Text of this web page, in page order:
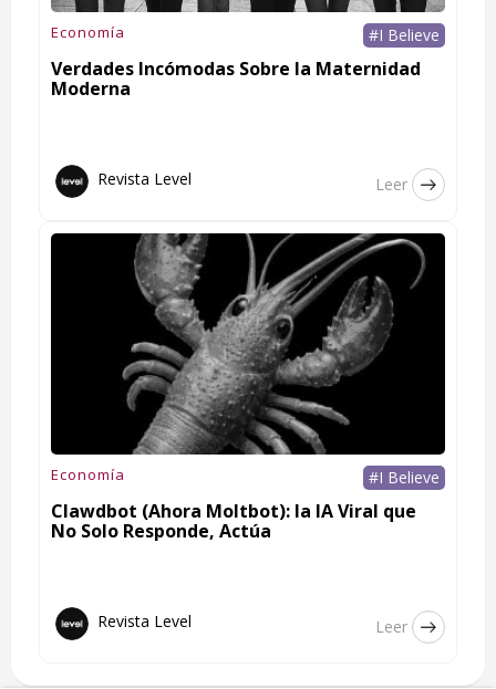
Economía #I Believe
Verdades Incómodas Sobre la Maternidad
Moderna
Revista Level Leer
Economía #I Believe
Clawdbot (Ahora Moltbot): la IA Viral que
No Solo Responde, Actúa
Revista Level Leer